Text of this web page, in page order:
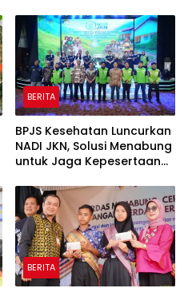
BERITA
BPJS Kesehatan Luncurkan
NADI JKN, Solusi Menabung
untuk Jaga Kepesertaan
BERITA